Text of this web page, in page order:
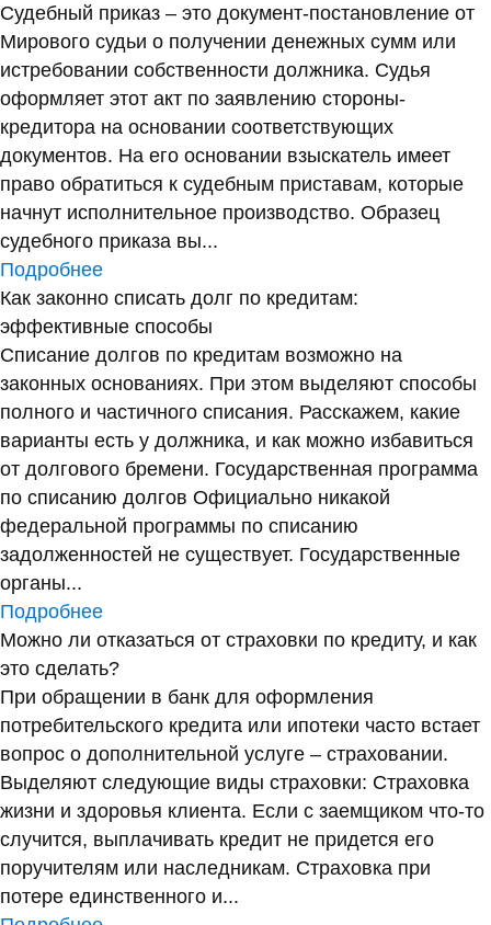
Судебный приказ – это документ-постановление от
Мирового судьи о получении денежных сумм или
истребовании собственности должника. Судья
оформляет этот акт по заявлению стороны-
кредитора на основании соответствующих
документов. На его основании взыскатель имеет
право обратиться к судебным приставам, которые
начнут исполнительное производство. Образец
судебного приказа вы...
Подробнее
Как законно списать долг по кредитам:
эффективные способы
Списание долгов по кредитам возможно на
законных основаниях. При этом выделяют способы
полного и частичного списания. Расскажем, какие
варианты есть у должника, и как можно избавиться
от долгового бремени. Государственная программа
по списанию долгов Официально никакой
федеральной программы по списанию
задолженностей не существует. Государственные
органы...
Подробнее
Можно ли отказаться от страховки по кредиту, и как
это сделать?
При обращении в банк для оформления
потребительского кредита или ипотеки часто встает
вопрос о дополнительной услуге – страховании.
Выделяют следующие виды страховки: Страховка
жизни и здоровья клиента. Если с заемщиком что-то
случится, выплачивать кредит не придется его
поручителям или наследникам. Страховка при
потере единственного и...